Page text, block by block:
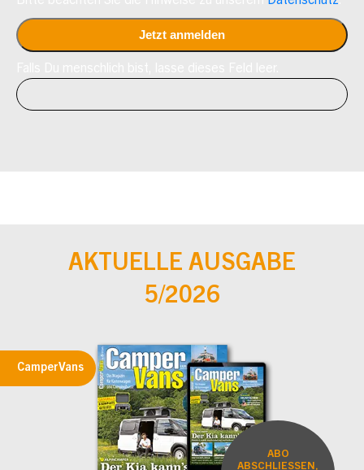
AKTUELLE AUSGABE
5/2026
CamperVans
ABO
ABSCHLIESSEN,